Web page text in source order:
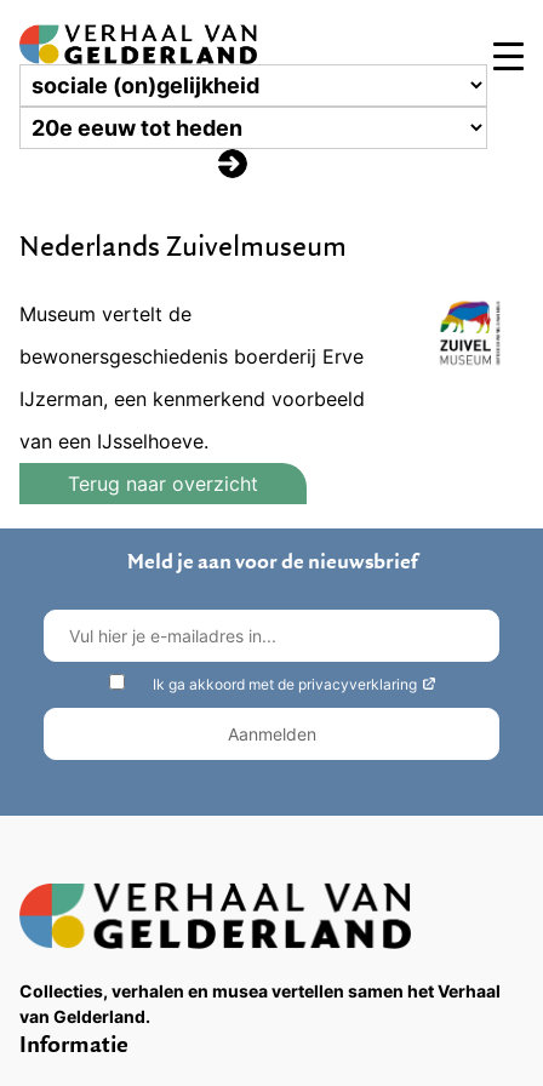
Nederlands Zuivelmuseum
Museum vertelt de
bewonersgeschiedenis boerderij Erve
IJzerman, een kenmerkend voorbeeld
van een IJsselhoeve.
Terug naar overzicht
Meld je aan voor de nieuwsbrief
Ik ga akkoord met de privacyverklaring
Collecties, verhalen en musea vertellen samen het Verhaal
van Gelderland.
Informatie